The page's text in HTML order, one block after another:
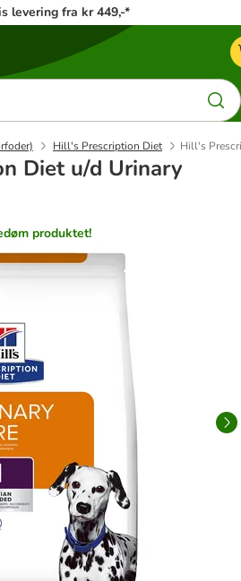
levering fra kr 449,-*
Hill's Prescription Diet Hill's
Diet u/d Urinary
produktet!